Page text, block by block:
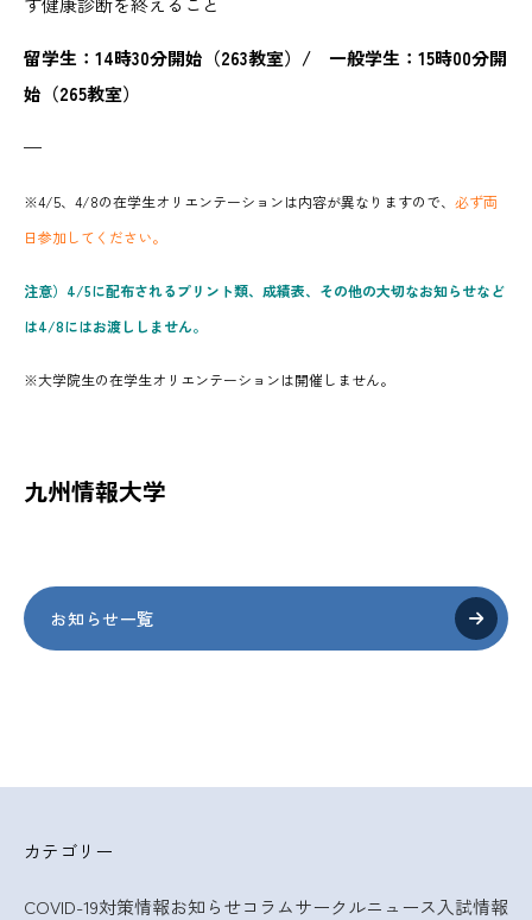
留学生：14時30分開始（263教室）/ 一般学生：15時00分開
始（265教室）
—
※4/5、4/8の在学生オリエンテーションは内容が異なりますので、 必ず両
日参加してください。
注意）4/5に配布されるプリント類、成績表、 その他の大切なお知らせなど
は4/8にはお渡ししません。
※大学院生の在学生オリエンテーションは開催しません。
九州情報大学
お知らせ一覧
カテゴリー
COVID-19対策情報お知らせコラムサークルニュース入試情報